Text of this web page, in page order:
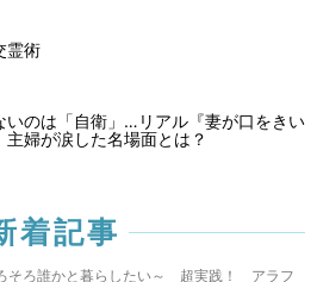
霊術
いのは「自衛」…リアル『妻が口をきい
主婦が涙した名場面とは？
着記事
そろ誰かと暮らしたい～ 超実践！ アラフ